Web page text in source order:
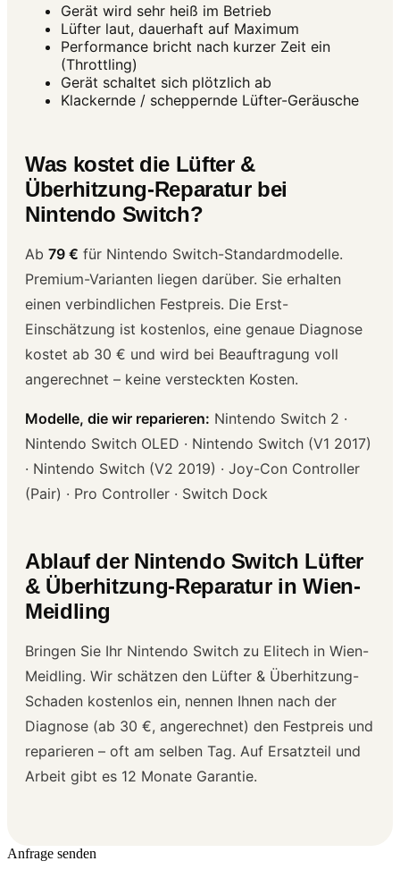
Gerät wird sehr heiß im Betrieb
Lüfter laut, dauerhaft auf Maximum
Performance bricht nach kurzer Zeit ein
(Throttling)
Gerät schaltet sich plötzlich ab
Klackernde / scheppernde Lüfter-Geräusche
Was kostet die Lüfter &
Überhitzung-Reparatur bei
Nintendo Switch?
Ab 79 € für Nintendo Switch-Standardmodelle.
Premium-Varianten liegen darüber. Sie erhalten
einen verbindlichen Festpreis. Die Erst-
Einschätzung ist kostenlos, eine genaue Diagnose
kostet ab 30 € und wird bei Beauftragung voll
angerechnet – keine versteckten Kosten.
Modelle, die wir reparieren: Nintendo Switch 2 ·
Nintendo Switch OLED · Nintendo Switch (V1 2017)
· Nintendo Switch (V2 2019) · Joy-Con Controller
(Pair) · Pro Controller · Switch Dock
Ablauf der Nintendo Switch Lüfter
& Überhitzung-Reparatur in Wien-
Meidling
Bringen Sie Ihr Nintendo Switch zu Elitech in Wien-
Meidling. Wir schätzen den Lüfter & Überhitzung-
Schaden kostenlos ein, nennen Ihnen nach der
Diagnose (ab 30 €, angerechnet) den Festpreis und
reparieren – oft am selben Tag. Auf Ersatzteil und
Arbeit gibt es 12 Monate Garantie.
Anfrage senden